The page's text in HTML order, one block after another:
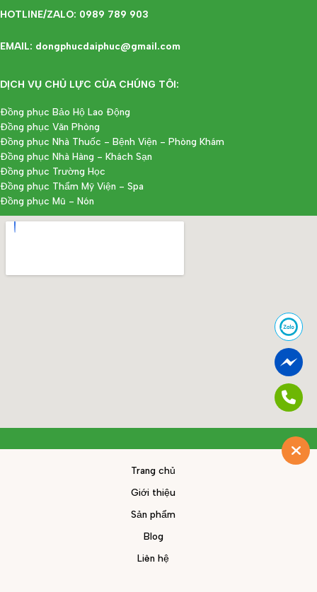
HOTLINE/ZALO: 0989 789 903
EMAIL: dongphucdaiphuc@gmail.com
DỊCH VỤ CHỦ LỰC CỦA CHÚNG TÔI:
Đồng phục Bảo Hộ Lao Động
Đồng phục Văn Phòng
Đồng phục Nhà Thuốc - Bệnh Viện - Phòng Khám
Đồng phục Nhà Hàng - Khách Sạn
Đồng phục Trường Học
Đồng phục Thẩm Mỹ Viện - Spa
Đồng phục Mũ - Nón
Trang chủ
Giới thiệu
Sản phẩm
Blog
Liên hệ